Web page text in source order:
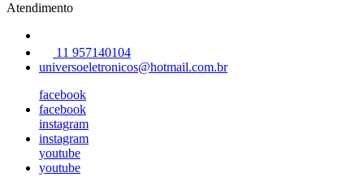
Atendimento
11 957140104
universoeletronicos@hotmail.com.br
facebook
facebook
instagram
instagram
youtube
youtube